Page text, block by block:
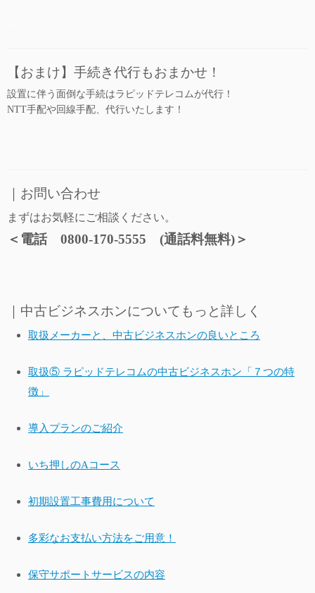
【おまけ】手続き代行もおまかせ！
設置に伴う面倒な手続はラピッドテレコムが代行！
NTT手配や回線手配、代行いたします！
｜お問い合わせ
まずはお気軽にご相談ください。
＜電話 0800-170-5555 (通話料無料)＞
｜中古ビジネスホンについてもっと詳しく
取扱メーカーと、中古ビジネスホンの良いところ
取扱⑤ ラピッドテレコムの中古ビジネスホン「７つの特
徴」
導入プランのご紹介
いち押しのAコース
初期設置工事費用について
多彩なお支払い方法をご用意！
保守サポートサービスの内容